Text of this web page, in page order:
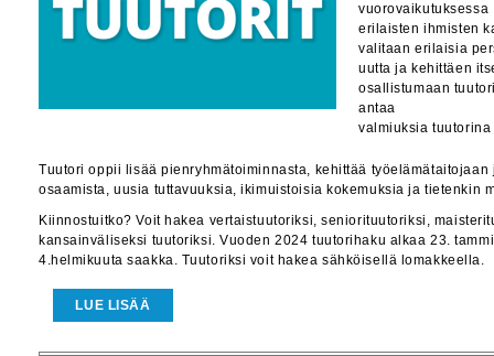
vuorovaikutuksessa
erilaisten ihmisten
valitaan erilaisia
uutta ja kehittäen
osallistumaan
antaa
valmiuksia
Tuutori oppii lisää pienryhmätoiminnasta, kehittää työelämätaitojaan
osaamista, uusia tuttavuuksia, ikimuistoisia kokemuksia ja tietenkin
Kiinnostuitko? Voit hakea vertaistuutoriksi, seniorituutoriksi,
kansainväliseksi tuutoriksi. Vuoden 2024 tuutorihaku alkaa 23.
4.helmikuuta saakka. Tuutoriksi voit hakea sähköisellä lomakkeella.
LUE LISÄÄ